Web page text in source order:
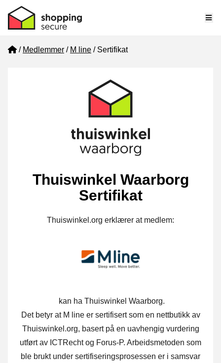
Home
Medlemmer M line Sertifikat
Thuiswinkel Waarborg
Sertifikat
Thuiswinkel.org erklærer at medlem:
kan ha Thuiswinkel Waarborg.
Det betyr at M line er sertifisert som en nettbutikk av
Thuiswinkel.org, basert på en uavhengig vurdering
utført av ICTRecht og Forus-P. Arbeidsmetoden som
ble brukt under sertifiseringsprosessen er i samsvar